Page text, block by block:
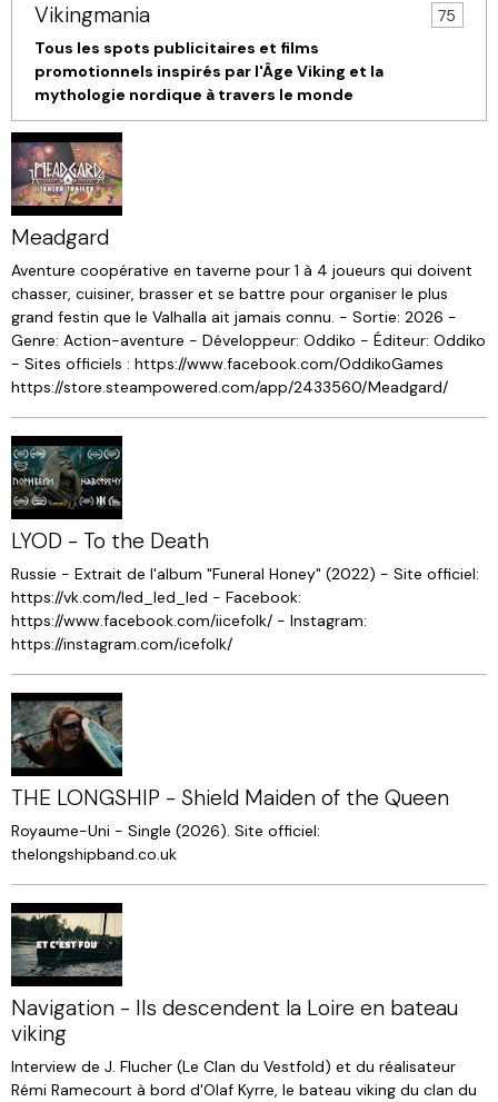
Vikingmania
75
Tous les spots publicitaires et films
promotionnels inspirés par l'Âge Viking et la
mythologie nordique à travers le monde
Meadgard
Aventure coopérative en taverne pour 1 à 4 joueurs qui doivent
chasser, cuisiner, brasser et se battre pour organiser le plus
grand festin que le Valhalla ait jamais connu. - Sortie: 2026 -
Genre: Action-aventure - Développeur: Oddiko - Éditeur: Oddiko
- Sites officiels : https://www.facebook.com/OddikoGames
https://store.steampowered.com/app/2433560/Meadgard/
LYOD - To the Death
Russie - Extrait de l'album "Funeral Honey" (2022) - Site officiel:
https://vk.com/led_led_led - Facebook:
https://www.facebook.com/iicefolk/ - Instagram:
https://instagram.com/icefolk/
THE LONGSHIP - Shield Maiden of the Queen
Royaume-Uni - Single (2026). Site officiel:
thelongshipband.co.uk
Navigation - Ils descendent la Loire en bateau
viking
Interview de J. Flucher (Le Clan du Vestfold) et du réalisateur
Rémi Ramecourt à bord d'Olaf Kyrre, le bateau viking du clan du